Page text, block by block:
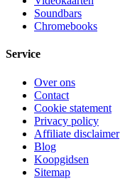
Soundbars
Chromebooks
Service
Over ons
Contact
Cookie statement
Privacy policy
Affiliate disclaimer
Blog
Koopgidsen
Sitemap